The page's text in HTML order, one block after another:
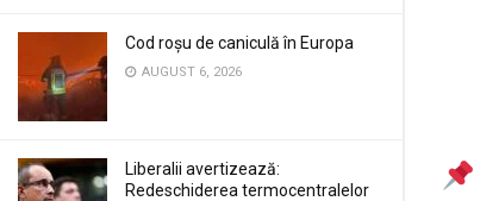
Cod roșu de caniculă în Europa
AUGUST 6, 2026
Liberalii avertizează:
Redeschiderea termocentralelor